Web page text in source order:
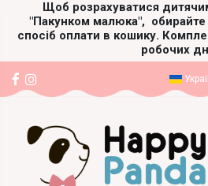
Щоб розрахуватися
"Пакунком малюка",
спосіб оплати в кошику.
робочих